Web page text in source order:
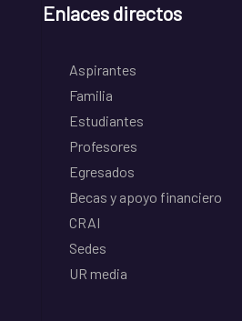
Enlaces directos
Aspirantes
Familia
Estudiantes
Profesores
Egresados
Becas y apoyo financiero
CRAI
Sedes
UR media